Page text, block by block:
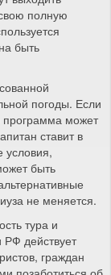
полную
быть
погоды. Если
программа может
ставит в
условия,
быть
не меняется.
тура и
РФ действует
граждан